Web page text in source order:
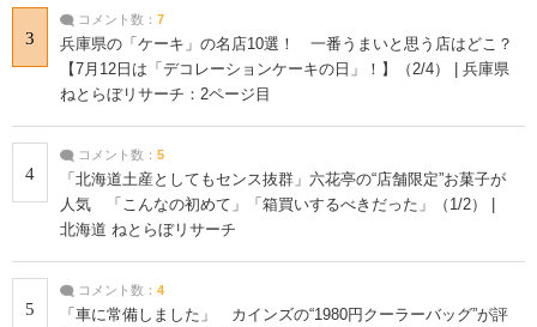
3
コメント数： 7
兵庫県の「ケーキ」の名店10選！ 一番うまいと思う店はどこ？
【7月12日は「デコレーションケーキの日」！】（2/4） | 兵庫県
ねとらぼリサーチ：2ページ目
4
コメント数： 5
「北海道土産としてもセンス抜群」六花亭の“店舗限定”お菓子が
人気 「こんなの初めて」「箱買いするべきだった」（1/2） |
北海道 ねとらぼリサーチ
5
コメント数： 4
「車に常備しました」 カインズの“1980円クーラーバッグ”が評